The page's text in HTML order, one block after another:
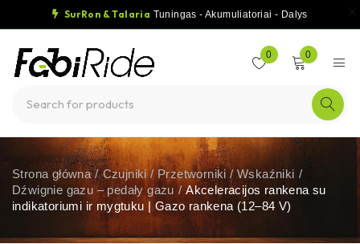
SurRon & Talaria Tuningas - Akumuliatoriai - Dalys
0 0
Strona główna / Czujniki / Przetworniki / Wskaźniki /
Dźwignie gazu – pedały gazu / Akceleracijos rankena su
indikatoriumi ir mygtuku | Gazo rankena (12–84 V)